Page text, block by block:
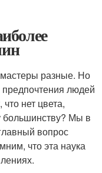
разные. Но
людей
что нет цвета,
большинству? Мы в
вопрос
что эта наука